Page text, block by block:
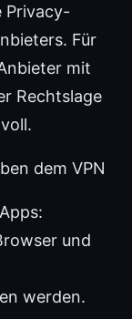
Privacy-
Für
mit
Rechtslage
dem VPN
und
werden.